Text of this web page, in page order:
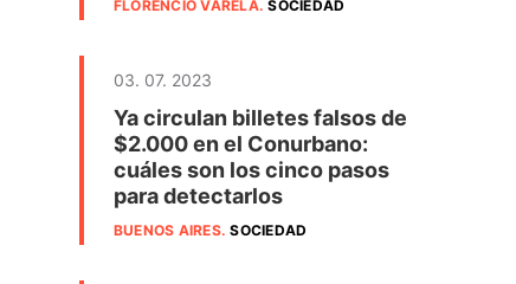
FLORENCIO VARELA.SOCIEDAD
03. 07. 2023
Ya circulan billetes falsos de
$2.000 en el Conurbano:
cuáles son los cinco pasos
para detectarlos
BUENOS AIRES.SOCIEDAD